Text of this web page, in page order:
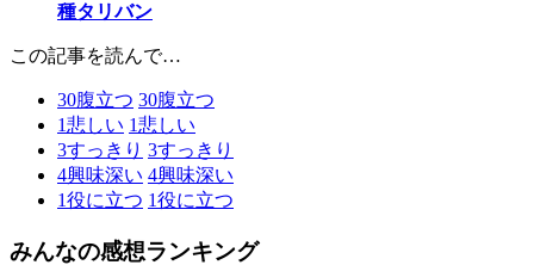
種タリバン
この記事を読んで…
30腹立つ 30腹立つ
1悲しい 1悲しい
3すっきり 3すっきり
4興味深い 4興味深い
1役に立つ 1役に立つ
みんなの感想ランキング